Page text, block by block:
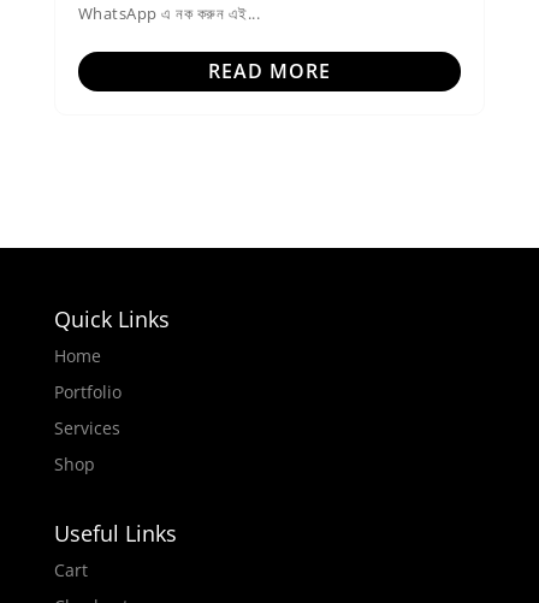
WhatsApp এ নক করুন এই...
READ MORE
Quick Links
Home
Portfolio
Services
Shop
Useful Links
Cart